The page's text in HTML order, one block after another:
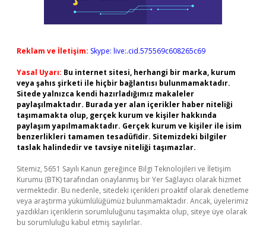
Reklam ve İletişim: Skype: live:.cid.575569c608265c69
Yasal Uyarı: Bu internet sitesi, herhangi bir marka, kurum
veya şahıs şirketi ile hiçbir bağlantısı bulunmamaktadır.
Sitede yalnızca kendi hazırladığımız makaleler
paylaşılmaktadır. Burada yer alan içerikler haber niteliği
taşımamakta olup, gerçek kurum ve kişiler hakkında
paylaşım yapılmamaktadır. Gerçek kurum ve kişiler ile isim
benzerlikleri tamamen tesadüfidir. Sitemizdeki bilgiler
taslak halindedir ve tavsiye niteliği taşımazlar.
Sitemiz, 5651 Sayılı Kanun gereğince Bilgi Teknolojileri ve İletişim
Kurumu (BTK) tarafından onaylanmış bir Yer Sağlayıcı olarak hizmet
vermektedir. Bu nedenle, sitedeki içerikleri proaktif olarak denetleme
veya araştırma yükümlülüğümüz bulunmamaktadır. Ancak, üyelerimiz
yazdıkları içeriklerin sorumluluğunu taşımakta olup, siteye üye olarak
bu sorumluluğu kabul etmiş sayılırlar.